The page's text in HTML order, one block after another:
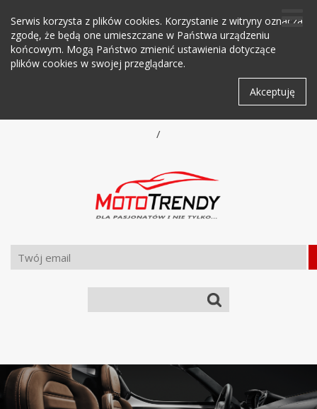
Serwis korzysta z plików cookies. Korzystanie z witryny oznacza
zgodę, że będą one umieszczane w Państwa urządzeniu
końcowym. Mogą Państwo zmienić ustawienia dotyczące
plików cookies w swojej przeglądarce.
Akceptuję
/